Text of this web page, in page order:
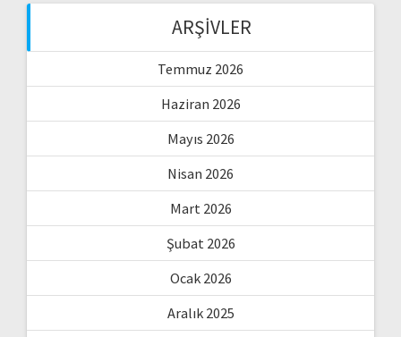
ARŞIVLER
Temmuz 2026
Haziran 2026
Mayıs 2026
Nisan 2026
Mart 2026
Şubat 2026
Ocak 2026
Aralık 2025